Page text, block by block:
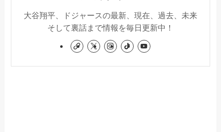
大谷翔平、ドジャースの最新、現在、過去、未来
そして裏話まで情報を毎日更新中！